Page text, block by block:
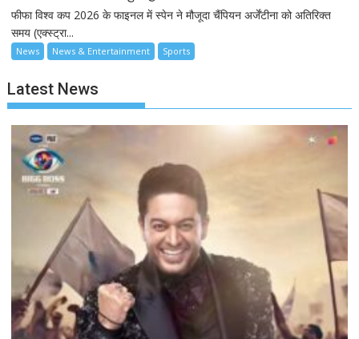
फीफा विश्व कप 2026 के फाइनल में स्पेन ने मौजूदा चैंपियन अर्जेंटीना को अतिरिक्त
समय (एक्स्ट्रा...
News News & Entertainment Sports
Latest News